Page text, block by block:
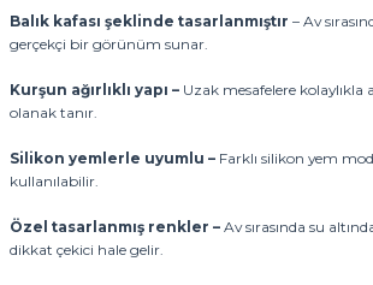
Balık kafası şeklinde tasarlanmıştır – Av
gerçekçi bir görünüm sunar.
Kurşun ağırlıklı yapı – Uzak mesafelere kolaylıkla
olanak tanır.
Silikon yemlerle uyumlu – Farklı silikon yem
kullanılabilir.
Özel tasarlanmış renkler – Av sırasında su
dikkat çekici hale gelir.